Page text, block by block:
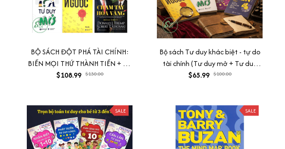
BỘ SÁCH ĐỘT PHÁ TÀI CHÍNH:
BIẾN MỌI THỨ THÀNH TIỀN + TƯ
DUY NGƯỢC+ TƯ DUY MỞ + TIỀN
$108.99 $130.00
Bộ sách Tư duy khác biệt - tự do
tài chính (Tư duy mở + Tư duy
ngược + Biến mọi thứ thành tiền
$65.99 $100.00
SALE SALE